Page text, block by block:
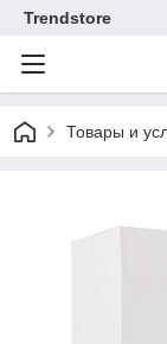
Trendstore
Товары и